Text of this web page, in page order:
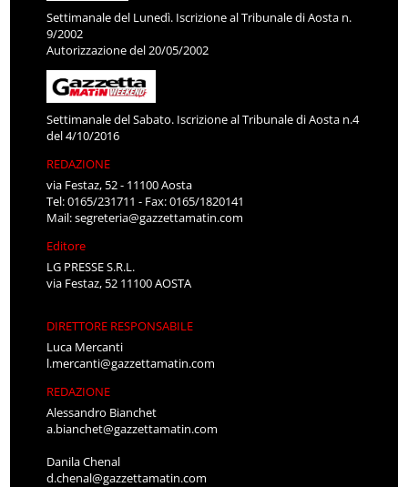
Settimanale del Lunedì. Iscrizione al Tribunale di Aosta n.
9/2002
Autorizzazione del 20/05/2002
Settimanale del Sabato. Iscrizione al Tribunale di Aosta n.4
del 4/10/2016
REDAZIONE
via Festaz, 52 - 11100 Aosta
Tel: 0165/231711 - Fax: 0165/1820141
Mail:segreteria@gazzettamatin.com
Editore
LG PRESSE S.R.L.
via Festaz, 52 11100 AOSTA
DIRETTORE RESPONSABILE
Luca Mercanti
l.mercanti@gazzettamatin.com
REDAZIONE
Alessandro Bianchet
a.bianchet@gazzettamatin.com
Danila Chenal
d.chenal@gazzettamatin.com